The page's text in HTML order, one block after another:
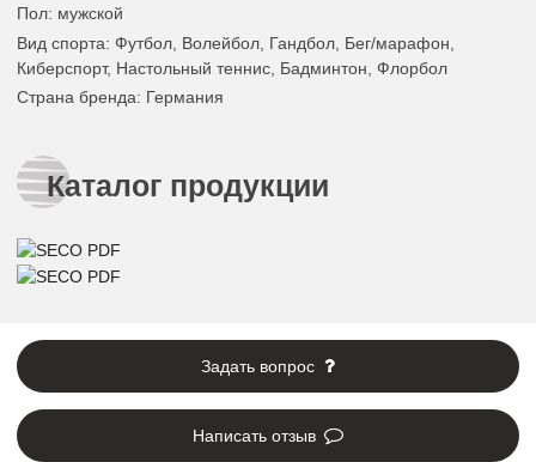
Пол: мужской
Вид спорта: Футбол, Волейбол, Гандбол, Бег/марафон,
Киберспорт, Настольный теннис, Бадминтон, Флорбол
Страна бренда: Германия
Каталог продукции
Задать вопрос
Написать отзыв